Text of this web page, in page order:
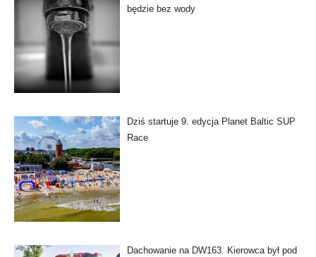
będzie bez wody
Dziś startuje 9. edycja Planet Baltic SUP
Race
Dachowanie na DW163. Kierowca był pod